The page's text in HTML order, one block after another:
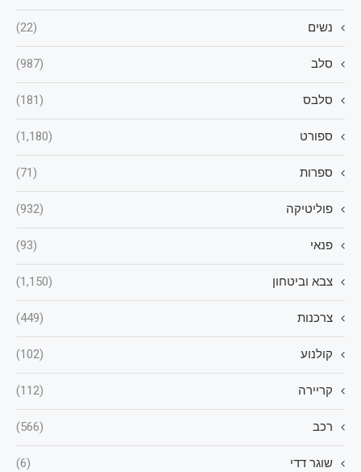
נשים (22)
סלב (987)
סלבס (181)
ספורט (1,180)
ספרות (71)
פוליטיקה (932)
פנאי (93)
צבא וביטחון (1,150)
צרכנות (449)
קולנוע (102)
קריירה (112)
רכב (566)
שוגר דדי (6)